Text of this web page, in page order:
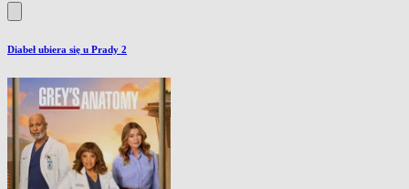
Diabeł ubiera się u Prady 2